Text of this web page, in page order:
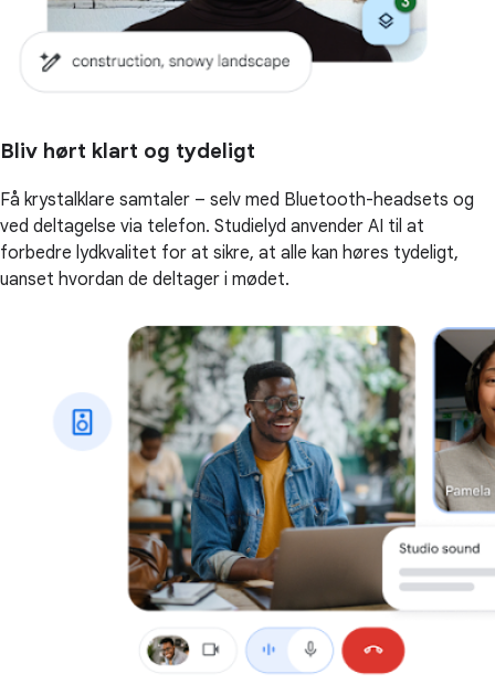
Bliv hørt klart og tydeligt
Få krystalklare samtaler – selv med Bluetooth-headsets og
ved deltagelse via telefon. Studielyd anvender AI til at
forbedre lydkvalitet for at sikre, at alle kan høres tydeligt,
uanset hvordan de deltager i mødet.